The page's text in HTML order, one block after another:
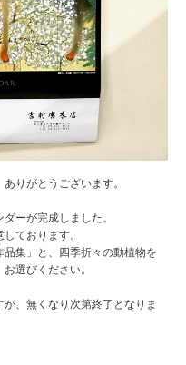
りがとうございます。
ーが完成しました。
ております。
集」と、四季折々の動植物を
選びください。
、無くなり次第終了となりま